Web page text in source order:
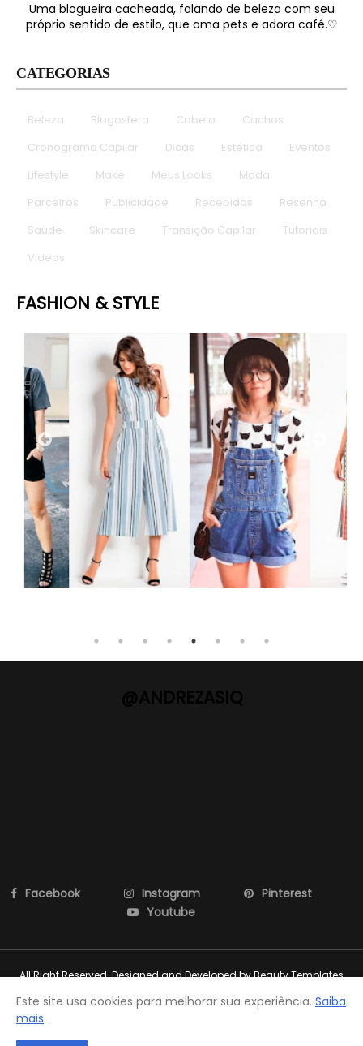
Uma blogueira cacheada, falando de beleza com seu
próprio sentido de estilo, que ama pets e adora café.♡
CATEGORIAS
Beleza Blogosfera Cabelo
Cachos
Cronograma Capilar
Dicas Estética
Eventos
Lifestyle
Make Meus Looks
Moda
Parceiros
Publicidade Recebidos
Resenha
Saúde
Skincare Transição Capilar
Tutoriais
Videos
FASHION & STYLE
Facebook Instagram
Pinterest
Youtube
All Right Reserved. Designed and Developed byBeauty Templates
Este site usa cookies para melhorar sua experiência. Saiba
mais